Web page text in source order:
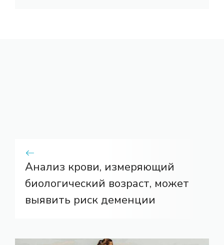
Анализ крови, измеряющий
биологический возраст, может
выявить риск деменции